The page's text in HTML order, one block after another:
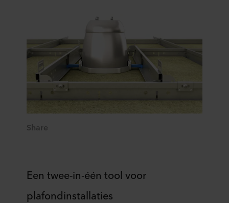
Share
Een twee-in-één tool voor
plafondinstallaties